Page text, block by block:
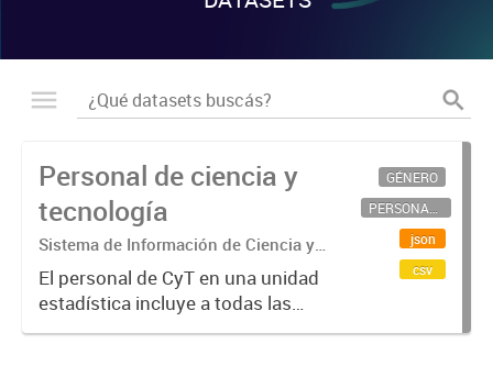
Personal de ciencia y
tecnología
Sistema de Información de Ciencia y
Tecnología Argentino (SICYTAR)
El personal de CyT en una unidad
estadística incluye a todas las
personas involucradas
GÉNERO
PERSONAL CIENTÍFICO-TECNOLÓGICO
json
csv